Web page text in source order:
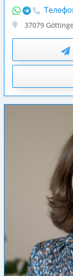
37079